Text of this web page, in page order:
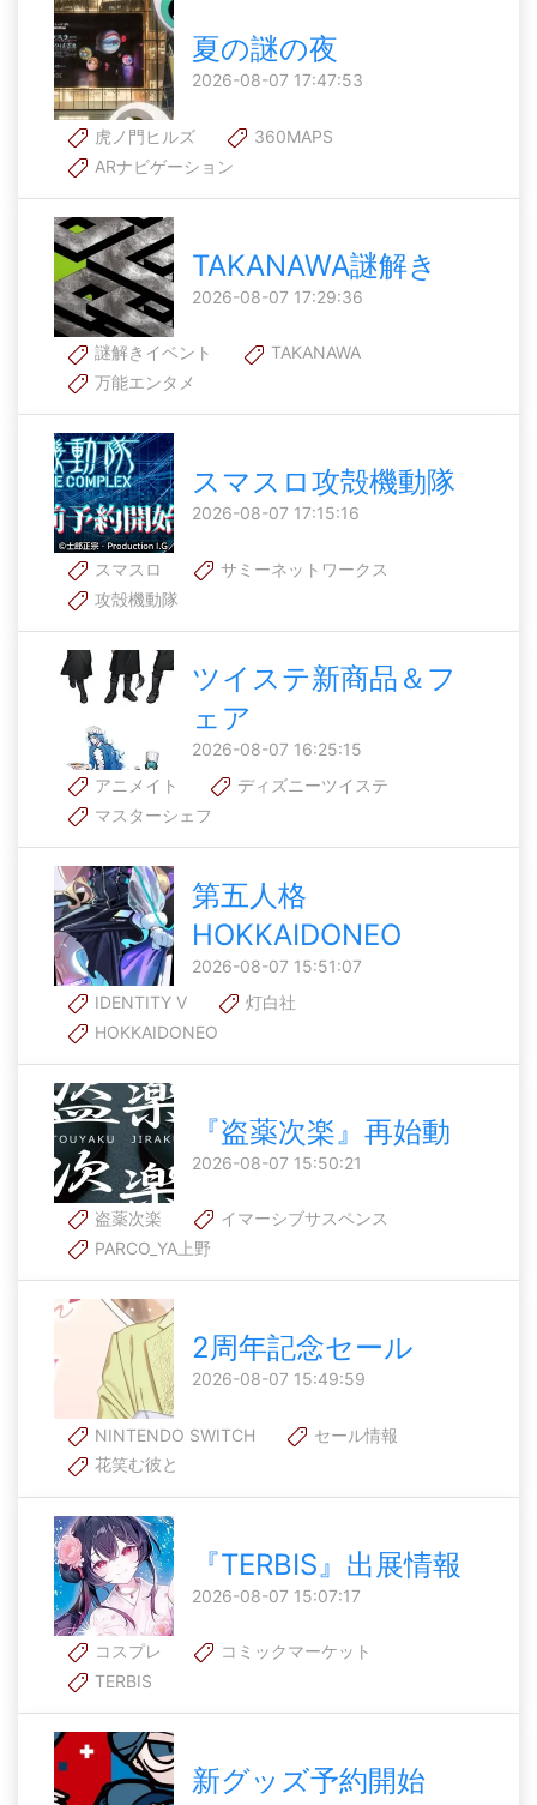
夏の謎の夜
2026-08-07 17:47:53
虎ノ門ヒルズ
360MAPS
ARナビゲーション
TAKANAWA謎解き
2026-08-07 17:29:36
謎解きイベント
TAKANAWA
万能エンタメ
スマスロ攻殻機動隊
2026-08-07 17:15:16
スマスロ
サミーネットワークス
攻殻機動隊
ツイステ新商品＆フ
ェア
2026-08-07 16:25:15
アニメイト
ディズニーツイステ
マスターシェフ
第五人格
HOKKAIDONEO
2026-08-07 15:51:07
IDENTITY V
灯白社
HOKKAIDONEO
『盗薬次楽』再始動
2026-08-07 15:50:21
盗薬次楽
イマーシブサスペンス
PARCO_YA上野
2周年記念セール
2026-08-07 15:49:59
NINTENDO SWITCH
セール情報
花笑む彼と
『TERBIS』出展情報
2026-08-07 15:07:17
コスプレ
コミックマーケット
TERBIS
新グッズ予約開始